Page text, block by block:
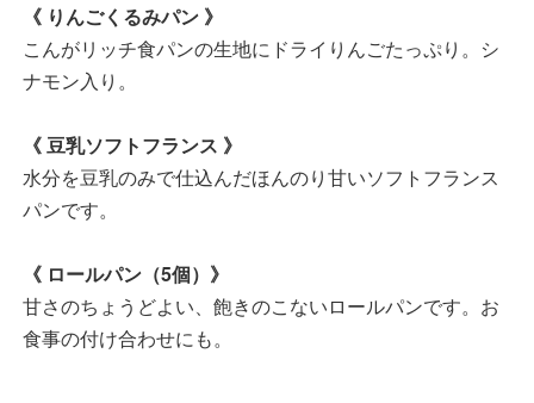
《 りんごくるみパン 》
こんがリッチ食パンの生地にドライりんごたっぷり。シ
ナモン入り。
《 豆乳ソフトフランス 》
水分を豆乳のみで仕込んだほんのり甘いソフトフランス
パンです。
《 ロールパン（5個）》
甘さのちょうどよい、飽きのこないロールパンです。お
食事の付け合わせにも。